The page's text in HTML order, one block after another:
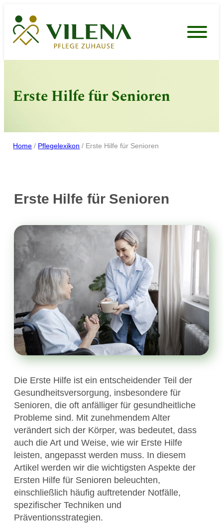
Inhalt
springen
Erste Hilfe für Senioren
Home / Pflegelexikon / Erste Hilfe für Senioren
Erste Hilfe für Senioren
Die Erste Hilfe ist ein entscheidender Teil der
Gesundheitsversorgung, insbesondere für
Senioren, die oft anfälliger für gesundheitliche
Probleme sind. Mit zunehmendem Alter
verändert sich der Körper, was bedeutet, dass
auch die Art und Weise, wie wir Erste Hilfe
leisten, angepasst werden muss. In diesem
Artikel werden wir die wichtigsten Aspekte der
Ersten Hilfe für Senioren beleuchten,
einschließlich häufig auftretender Notfälle,
spezifischer Techniken und
Präventionsstrategien.